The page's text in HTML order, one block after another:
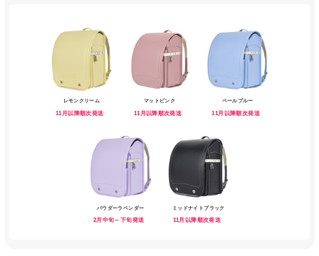
レモンクリーム
11月以降順次発送
マットピンク
11月以降順次発送
ペールブルー
11月以降順次発送
パウダーラベンダー
2月中旬～下旬発送
ミッドナイトブラック
11月以降順次発送